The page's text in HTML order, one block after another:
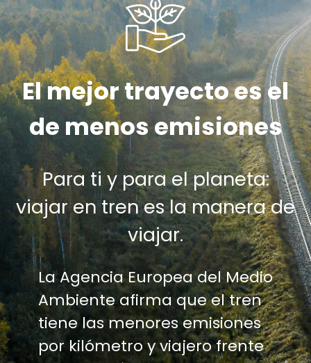
El mejor trayecto es el
de menos emisiones
Para ti y para el planeta:
viajar en tren es la manera de
viajar.
La Agencia Europea del Medio
Ambiente afirma que el tren
tiene las menores emisiones
por kilómetro y viajero frente